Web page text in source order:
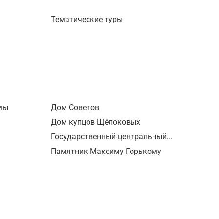
гербом Нижнего Новгорода. Вы
увидите один из старейших русских
и их жителях, которые знают только
местные или искушенные
путешественники!
Тематические туры
Дом Советов
Дом купцов Щёлоковых
Государственный центральный...
Памятник Максиму Горькому